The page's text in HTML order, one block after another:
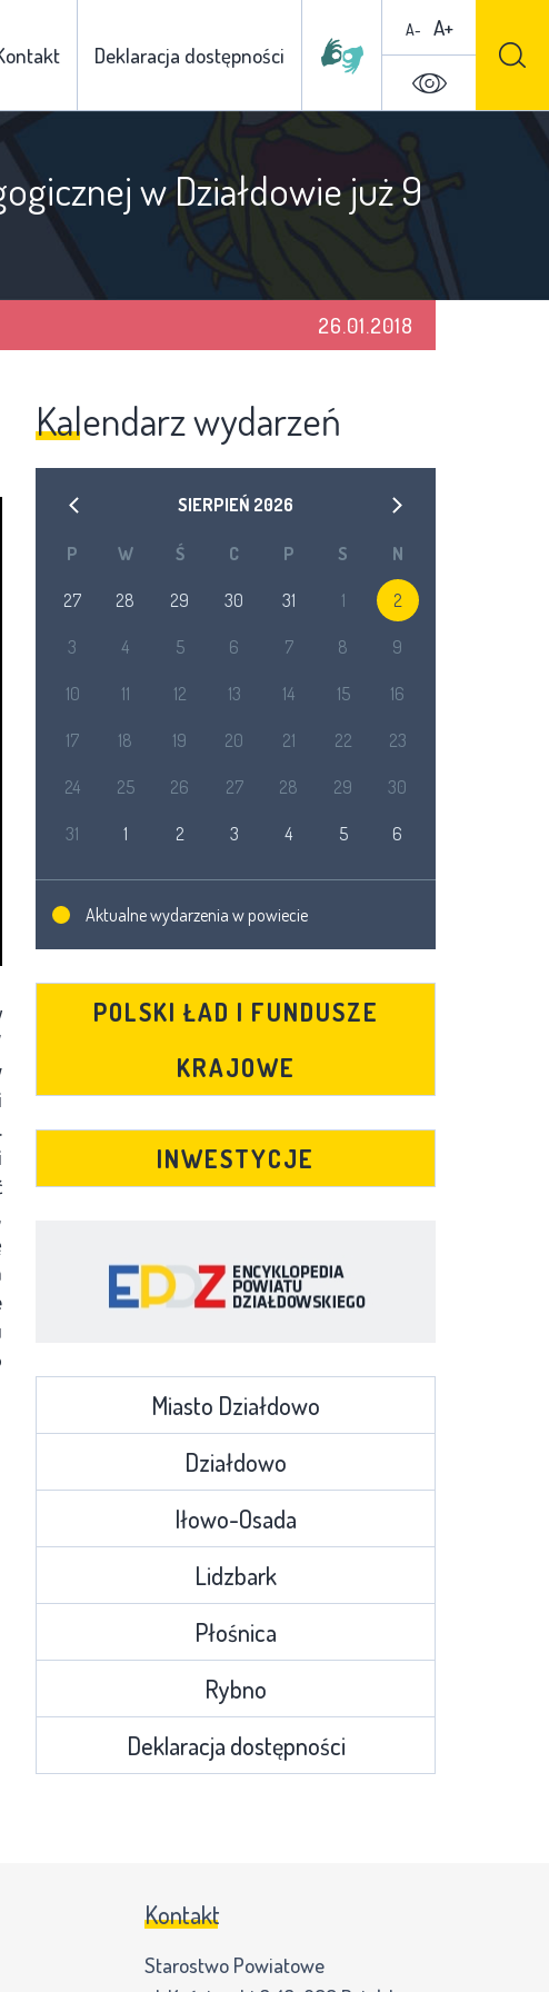
Deklaracja dostępności
A- A+
w Działdowie już 9
26.01.2018
Kalendarz wydarzeń
SIERPIEŃ 2026
P W Ś C P S N
27 28 29 30 31 1 2
3 4 5 6 7 8 9
10 11 12 13 14 15 16
17 18 19 20 21 22 23
24 25 26 27 28 29 30
31 1 2 3 4 5 6
Aktualne wydarzenia w powiecie
POLSKI ŁAD I FUNDUSZE
KRAJOWE
INWESTYCJE
Miasto Działdowo
Działdowo
Iłowo-Osada
Lidzbark
Płośnica
Rybno
Deklaracja dostępności
Kontakt
Starostwo Powiatowe